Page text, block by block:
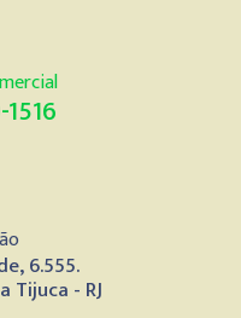
6.555.
Tijuca - RJ